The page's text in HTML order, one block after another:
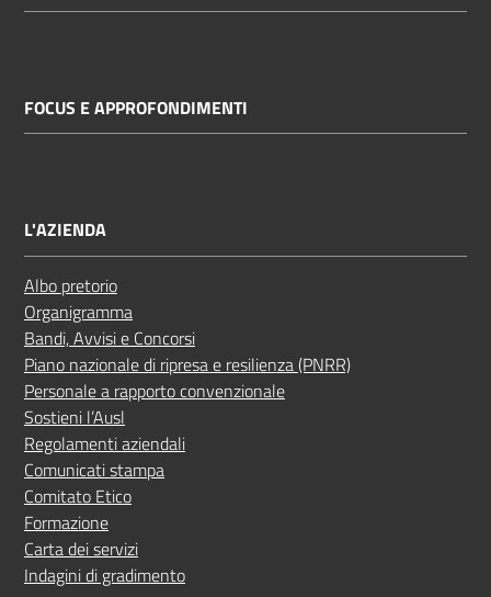
FOCUS E APPROFONDIMENTI
L'AZIENDA
Albo pretorio
Organigramma
Bandi, Avvisi e Concorsi
Piano nazionale di ripresa e resilienza (PNRR)
Personale a rapporto convenzionale
Sostieni l’Ausl
Regolamenti aziendali
Comunicati stampa
Comitato Etico
Formazione
Carta dei servizi
Indagini di gradimento